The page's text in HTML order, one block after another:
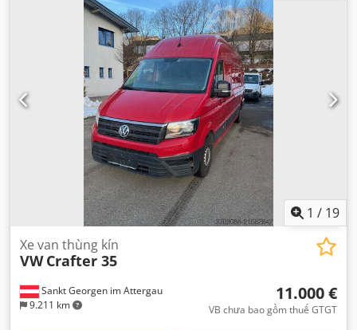
1 / 19
Sankt Georgen im Attergau
9.211 km
Xe van thùng kín
VW Crafter 35
11.000 €
VB chưa bao gồm thuế GTGT